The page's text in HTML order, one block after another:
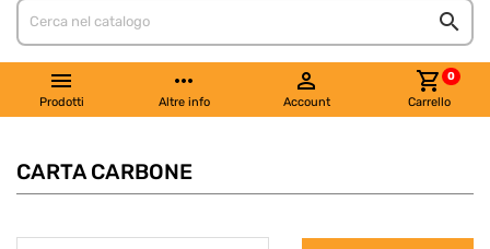


Prodotti
more_horiz
Altre info

Account
shopping_cart 0
Carrello
CARTA CARBONE